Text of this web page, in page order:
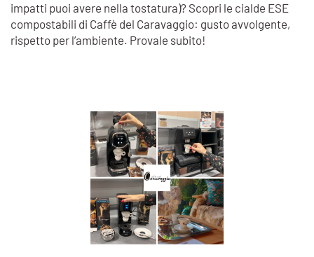
impatti puoi avere nella tostatura)? Scopri le cialde ESE
compostabili di Caffè del Caravaggio: gusto avvolgente,
rispetto per l’ambiente. Provale subito!